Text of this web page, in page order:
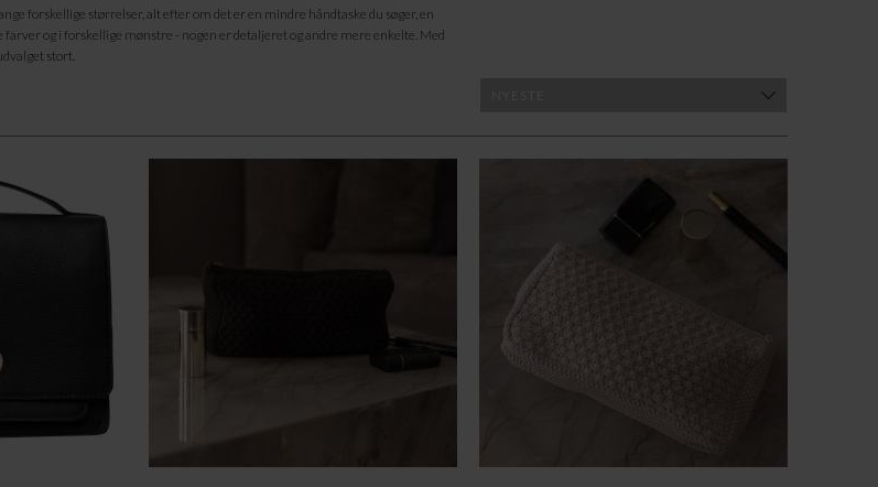
forskellige størrelser, alt efter om det er en mindre håndtaske du søger, en
og i forskellige mønstre - nogen er detaljeret og andre mere enkelte. Med
stort.